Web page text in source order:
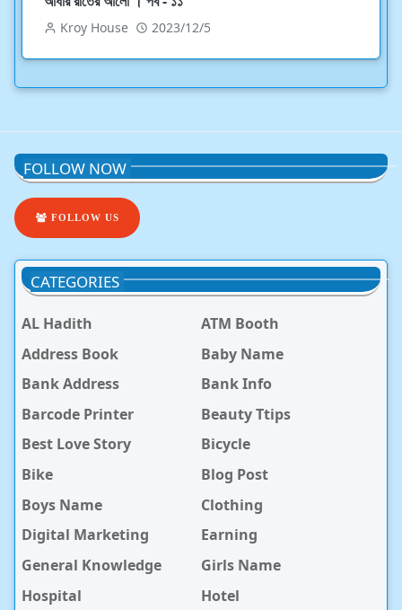
Kroy House 2023/12/5
FOLLOW NOW
FOLLOW US
CATEGORIES
AL Hadith
ATM Booth
Address Book
Baby Name
Bank Address
Bank Info
Barcode Printer
Beauty Ttips
Best Love Story
Bicycle
Bike
Blog Post
Boys Name
Clothing
Digital Marketing
Earning
General Knowledge
Girls Name
Hospital
Hotel